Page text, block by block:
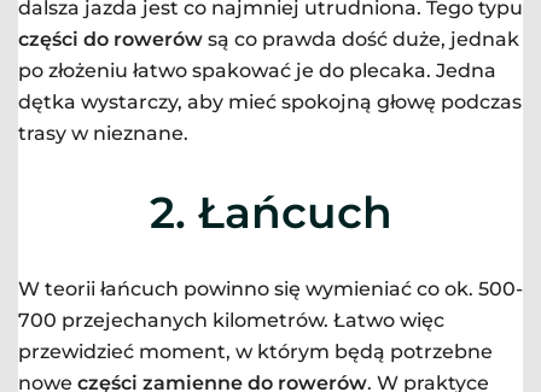
dalsza jazda jest co najmniej utrudniona. Tego typu
części do rowerów są co prawda dość duże, jednak
po złożeniu łatwo spakować je do plecaka. Jedna
dętka wystarczy, aby mieć spokojną głowę podczas
trasy w nieznane.
2. Łańcuch
W teorii łańcuch powinno się wymieniać co ok. 500-
700 przejechanych kilometrów. Łatwo więc
przewidzieć moment, w którym będą potrzebne
nowe części zamienne do rowerów. W praktyce